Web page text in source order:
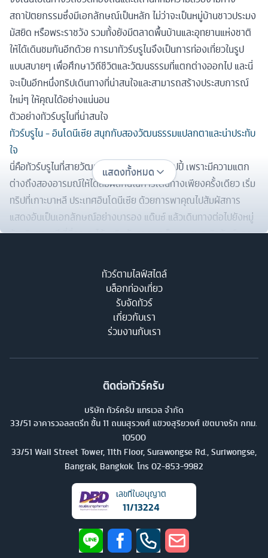
สถาปัตยกรรมซึ่งมีเอกลักษณ์เป็นหลัก ไม่ว่าจะเป็นหมู่บ้านชาวประมง
มัสยิด หรือพระราชวัง รวมทั้งยังมีตลาดพื้นบ้านและอุทยานแห่งชาติ
ให้ได้เดินชมกันอีกด้วย การมาทัวร์บรูไนจึงเป็นการท่องเที่ยวในรูป
แบบสบายๆ เพื่อศึกษาวิถีชีวิตและวัฒนธรรมที่แตกต่างออกไป และนี่
จะเป็นอีกหนึ่งทริปเดินทางที่น่าสนใจและสามารถสร้างประสบการณ์
ใหม่ๆ ให้คุณได้อย่างแน่นอน
ตัวอย่างทัวร์บรูไนที่น่าสนใจ
ทัวร์บรูไน - อินโดนีเซีย สนุกกับสองวัฒนธรรมแปลกตาและน่าประทับ
ใจ
นี่คือทัวร์บรูไนที่สายวัฒนธรรมท้องถิ่นต้องแฮปปี้ เพราะมีความแตก
ต่างถึงสองอารมณ์ให้ได้สัมผัสกันในการเดินทางเพียงครั้งเดียว เริ่ม
ทริปที่เกาะบาหลี ประเทศอินโดนีเซีย ด้วยการพาคุณไปสัมผัสการ
แสดงอันเป็นเอกลักษณ์อย่างบารอง แด๊นซ์ แล้วเดินทางต่อไปยังหมู่
บ้านคินตามณี ที่นี่คุณจะได้เพลินกับอากาศเย็นสบายและทิวทัศน์ของ
หลายคนเชื่อว่าการได้อาบน้ำที่นี่จะทำให้เกิดความเป็นสิริมงคลในชีวิต
แล้วไปช้อปปิ้งกันต่อให้เพลินในตลาดปราบเซียน ต่อด้วยการไปเยือน
วัดทามันอายุน หรือวัดเม็งวี 1 ใน 6 ของวัดเก่าแก่ที่สวยงามที่สุดบน
เกาะบาหลี ก่อนเดินทางไปที่เทือกเขาเบดูกัล เพื่อชมนาขั้นบันไดและ
พื้นที่การเกษตรในบริเวณใกล้เคียง จากนั้นมุ่งหน้าสู่วัดอูลันดานู บรา
ชมความตระการตาในสวนพระวิษณุอันยิ่งใหญ่ ก่อนไปเยือนหาด
บารันอันแสนโรแมนติกในช่วงเย็น จากนั้นมุ่งหน้าสู่บรูไน เพื่อไปเยือน
มัสยิด Jame Asr Hassanil Bolkiah หรือมัสยิดทองคำ ซึ่งเป็น
มัสยิดประจำชาติของบรูไน แล้วไปชมพิพิธภัณฑ์ Islamic Gallery อัน
เต็มไปด้วยข้าวของล้ำค่า ก่อนมุ่งหน้าไปล่องเรือชมหมู่บ้านกลางน้ำ
Kampong Ayer ซึ่งเก่าแก่กว่า 1,300 ปี และเป็นหมู่บ้านกลางน้ำที่
ใหญ่ที่สุดในโลกเป็นการปิดท้าย เชื่อว่าทัวร์บรูไนทริปนี้จะทำให้สาย
วัฒนธรรมสนุกและประทับใจได้แบบร้อยเปอร์เซ็นต์เลยทีเดียว
แสดงทั้งหมด
ทัวร์ตามไลฟ์สไตล์
บล็อกท่องเที่ยว
รับจัดทัวร์
เกี่ยวกับเรา
ร่วมงานกับเรา
ติดต่อทัวร์ครับ
บริษัท ทัวร์ครับ แทรเวล จำกัด
33/51 อาคารวอลสตรีท ชั้น 11 ถนนสุรวงศ์ แขวงสุริยวงศ์ เขตบางรัก กทม.
10500
33/51 Wall Street Tower, 11th Floor, Surawongse Rd., Suriwongse,
Bangrak, Bangkok. โทร 02-853-9982
เลขที่ใบอนุญาต
11/13224